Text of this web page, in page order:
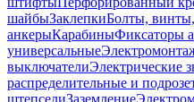
шайбыЗаклепкиБолты,
анкерыКарабиныФиксаторы
универсальные
выключателиЭлектрические
распределительные и
штепселиЗаземление